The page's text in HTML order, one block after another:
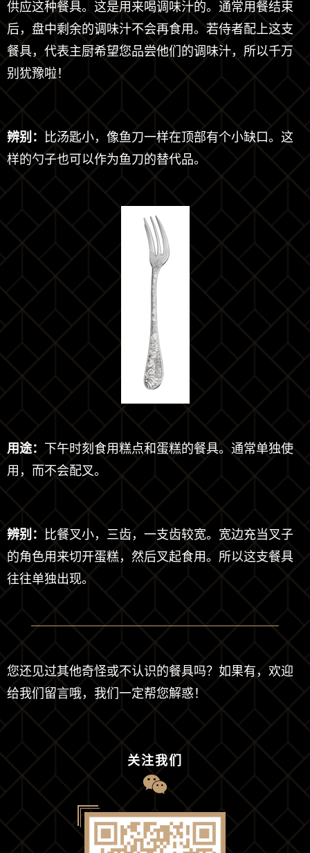
供应这种餐具。这是用来喝调味汁的。通常用餐结束
后，盘中剩余的调味汁不会再食用。若侍者配上这支
餐具，代表主厨希望您品尝他们的调味汁，所以千万
别犹豫啦！
辨别：
比汤匙小，像鱼刀一样在顶部有个小缺口。这
样的勺子也可以作为鱼刀的替代品。
用途：
下午时刻食用糕点和蛋糕的餐具。通常单独使
用，而不会配叉。
辨别： 比餐叉小，三齿，一支齿较宽。宽边充当叉子
的角色用来切开蛋糕，然后叉起食用。所以这支餐具
往往单独出现。
您还见过其他奇怪或不认识的餐具吗？如果有，欢迎
给我们留言哦，我们一定帮您解惑！
关注我们